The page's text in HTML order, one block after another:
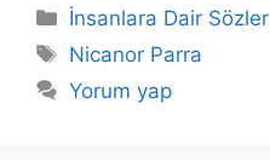
Kategoriler
İnsanlara Dair Sözler
Etiketler
Nicanor Parra
Yorum yap